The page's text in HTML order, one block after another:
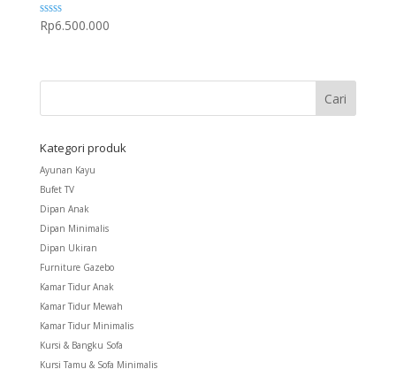
Dinilai
5.00
dari 5
Rp6.500.000
Kategori produk
Ayunan Kayu
Bufet TV
Dipan Anak
Dipan Minimalis
Dipan Ukiran
Furniture Gazebo
Kamar Tidur Anak
Kamar Tidur Mewah
Kamar Tidur Minimalis
Kursi & Bangku Sofa
Kursi Tamu & Sofa Minimalis